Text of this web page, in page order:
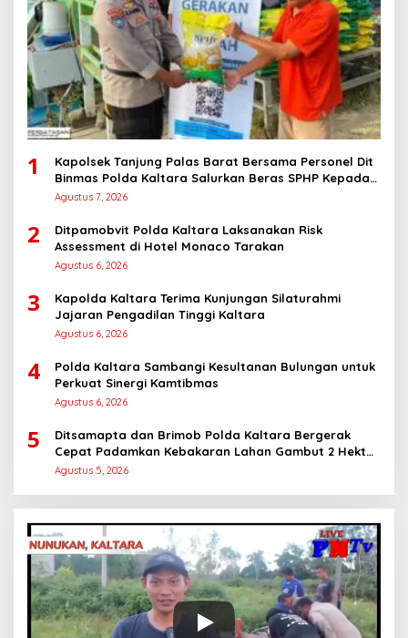
1
Kapolsek Tanjung Palas Barat Bersama Personel Dit
Binmas Polda Kaltara Salurkan Beras SPHP Kepada
Masyarakat
Agustus 7, 2026
2
Ditpamobvit Polda Kaltara Laksanakan Risk
Assessment di Hotel Monaco Tarakan
Agustus 6, 2026
3
Kapolda Kaltara Terima Kunjungan Silaturahmi
Jajaran Pengadilan Tinggi Kaltara
Agustus 6, 2026
4
Polda Kaltara Sambangi Kesultanan Bulungan untuk
Perkuat Sinergi Kamtibmas
Agustus 6, 2026
5
Ditsamapta dan Brimob Polda Kaltara Bergerak
Cepat Padamkan Kebakaran Lahan Gambut 2 Hektar
di Bulungan
Agustus 5, 2026